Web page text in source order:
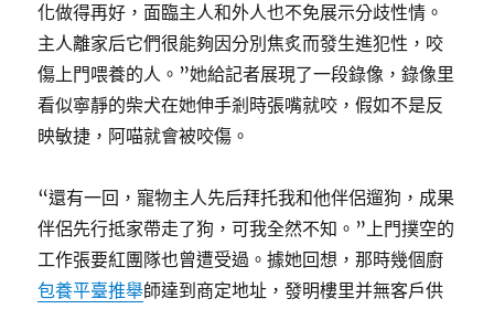
化做得再好，面臨主人和外人也不免展示分歧性情。
主人離家后它們很能夠因分別焦炙而發生進犯性，咬
傷上門喂養的人。”她給記者展現了一段錄像，錄像里
看似寧靜的柴犬在她伸手剎時張嘴就咬，假如不是反
映敏捷，阿喵就會被咬傷。
“還有一回，寵物主人先后拜托我和他伴侶遛狗，成果
伴侶先行抵家帶走了狗，可我全然不知。”上門撲空的
工作張要紅團隊也曾遭受過。據她回想，那時幾個廚
包養平臺推舉師達到商定地址，發明樓里并無客戶供